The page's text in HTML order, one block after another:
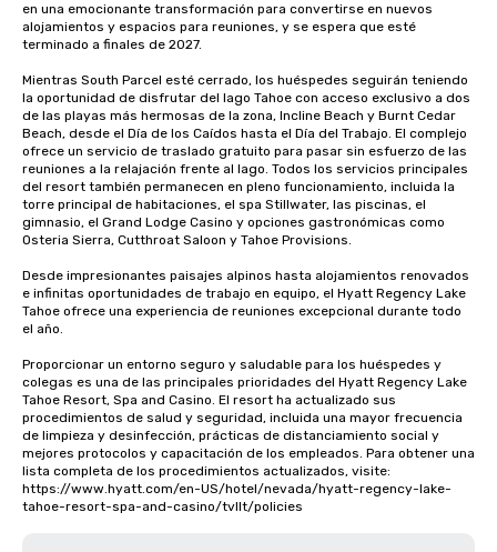
en una emocionante transformación para convertirse en nuevos
alojamientos y espacios para reuniones, y se espera que esté
terminado a finales de 2027.
Mientras South Parcel esté cerrado, los huéspedes seguirán teniendo
la oportunidad de disfrutar del lago Tahoe con acceso exclusivo a dos
de las playas más hermosas de la zona, Incline Beach y Burnt Cedar
Beach, desde el Día de los Caídos hasta el Día del Trabajo. El complejo
ofrece un servicio de traslado gratuito para pasar sin esfuerzo de las
reuniones a la relajación frente al lago. Todos los servicios principales
del resort también permanecen en pleno funcionamiento, incluida la
torre principal de habitaciones, el spa Stillwater, las piscinas, el
gimnasio, el Grand Lodge Casino y opciones gastronómicas como
Osteria Sierra, Cutthroat Saloon y Tahoe Provisions.
Desde impresionantes paisajes alpinos hasta alojamientos renovados
e infinitas oportunidades de trabajo en equipo, el Hyatt Regency Lake
Tahoe ofrece una experiencia de reuniones excepcional durante todo
el año.
Proporcionar un entorno seguro y saludable para los huéspedes y
colegas es una de las principales prioridades del Hyatt Regency Lake
Tahoe Resort, Spa and Casino. El resort ha actualizado sus
procedimientos de salud y seguridad, incluida una mayor frecuencia
de limpieza y desinfección, prácticas de distanciamiento social y
mejores protocolos y capacitación de los empleados. Para obtener una
lista completa de los procedimientos actualizados, visite:
https://www.hyatt.com/en-US/hotel/nevada/hyatt-regency-lake-
tahoe-resort-spa-and-casino/tvllt/policies